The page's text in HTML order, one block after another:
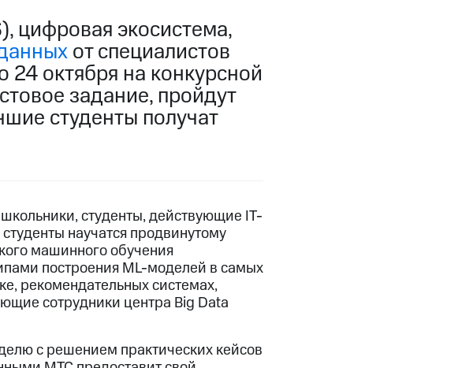
цифровая экосистема,
от специалистов
октября на конкурсной
задание, пройдут
студенты получат
студенты, действующие IT-
научатся продвинутому
машинного обучения
построения ML-моделей в самых
рекомендательных системах,
сотрудники центра Big Data
с решением практических кейсов